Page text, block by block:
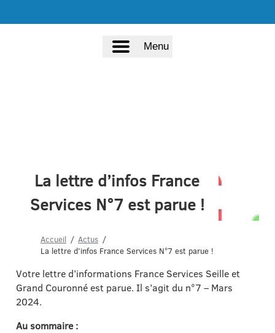
Menu
La lettre d’infos France
Services N°7 est parue !
Accueil
Actus
La lettre d’infos France Services N°7 est parue !
Votre lettre d’informations France Services Seille et
Grand Couronné est parue. Il s’agit du n°7 – Mars
2024.
Au sommaire :